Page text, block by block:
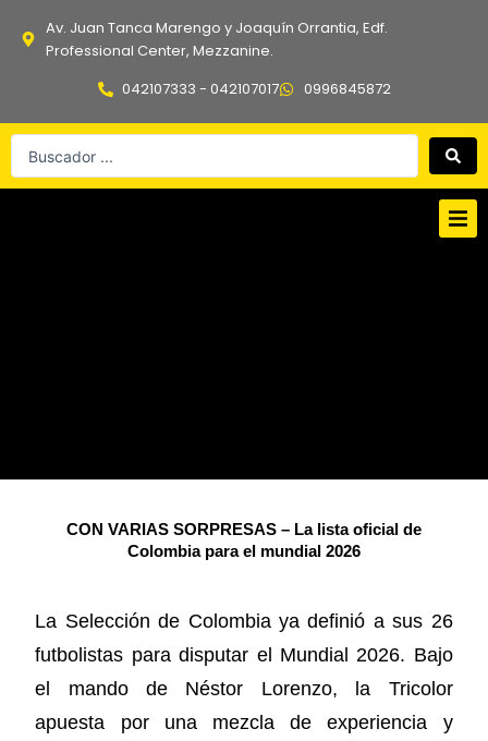
Av. Juan Tanca Marengo y Joaquín Orrantia, Edf.
Professional Center, Mezzanine.
042107333 - 042107017
0996845872
Search
CON VARIAS SORPRESAS – La lista oficial de
Colombia para el mundial 2026
La Selección de Colombia ya definió a sus 26
futbolistas para disputar el Mundial 2026. Bajo
el mando de Néstor Lorenzo, la Tricolor
apuesta por una mezcla de experiencia y